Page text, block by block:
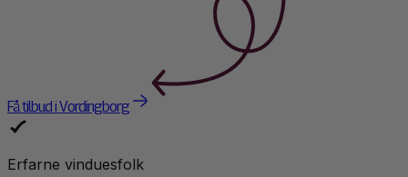
Få tilbud i Vordingborg
Erfarne vinduesfolk